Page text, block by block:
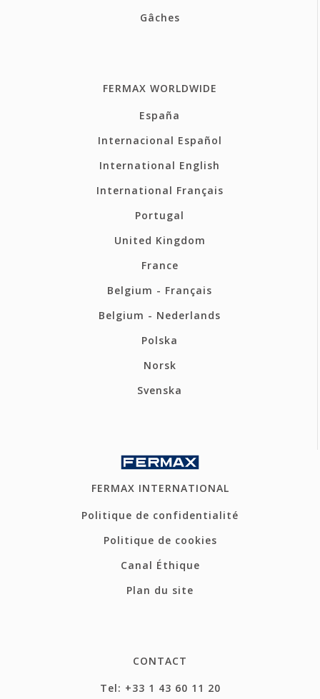
Gâches
FERMAX WORLDWIDE
España
Internacional Español
International English
International Français
Portugal
United Kingdom
France
Belgium - Français
Belgium - Nederlands
Polska
Norsk
Svenska
FERMAX INTERNATIONAL
Politique de confidentialité
Politique de cookies
Canal Éthique
Plan du site
CONTACT
Tel: +33 1 43 60 11 20